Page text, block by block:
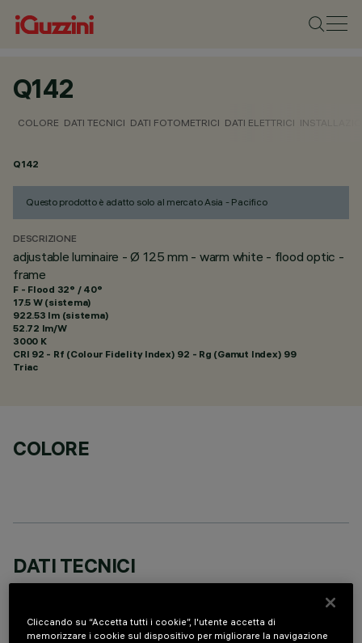
Q142
COLORE DATI TECNICI DATI FOTOMETRICI DATI ELETTRICI
Q142
Questo prodotto è adatto solo al mercato Asia - Pacifico
DESCRIZIONE
adjustable luminaire - Ø 125 mm - warm white - flood optic -
frame
F - Flood 32° / 40°
17.5 W (sistema)
922.53 lm (sistema)
52.72 lm/W
3000 K
CRI 92 - Rf (Colour Fidelity Index) 92 - Rg (Gamut Index) 99
Triac
COLORE
DATI TECNICI
DESCRIZIONE
Cliccando su “Accetta tutti i cookie”, l'utente accetta di
memorizzare i cookie sul dispositivo per migliorare la navigazione